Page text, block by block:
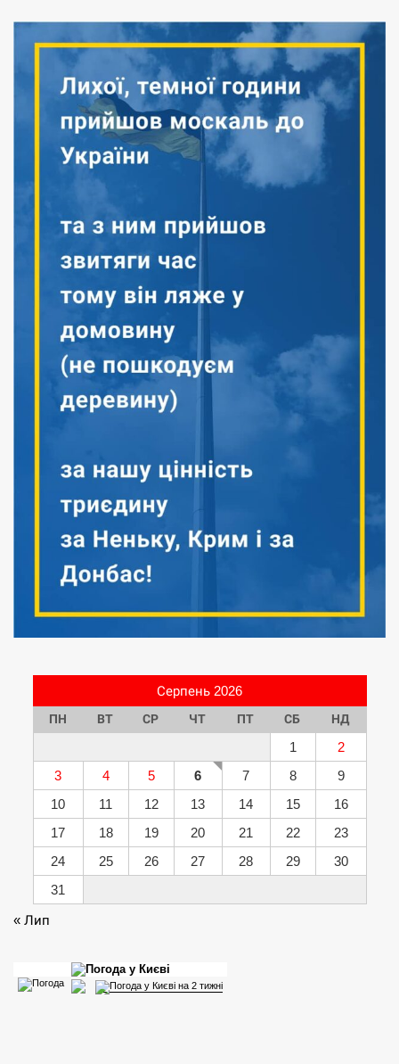
Серпень 2026
ПН ВТ СР ЧТ ПТ СБ НД
1
2
3
4 5 6 7 8
9
10
11 12 13 14 15
16
17
18 19 20 21 22
23
24
25 26 27 28 29
30
31
« Лип